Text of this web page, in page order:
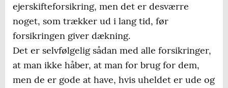
ejerskifteforsikring, men det er desværre
noget, som trækker ud i lang tid, før
forsikringen giver dækning.
Det er selvfølgelig sådan med alle forsikringer,
at man ikke håber, at man for brug for dem,
men de er gode at have, hvis uheldet er ude og